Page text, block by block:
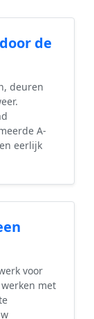
de
deuren
A-
eerlijk
voor
met